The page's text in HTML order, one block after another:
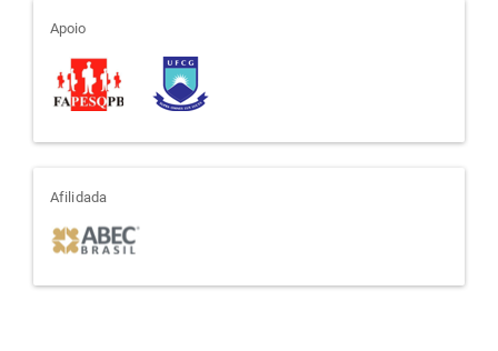
apoio
Apoio
afiliada
Afilidada